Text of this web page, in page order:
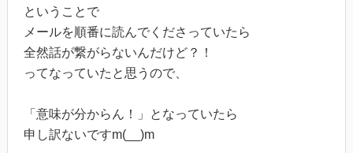
ということで
メールを順番に読んでくださっていたら
全然話が繋がらないんだけど？！
ってなっていたと思うので、
「意味が分からん！」となっていたら
申し訳ないですm(__)m